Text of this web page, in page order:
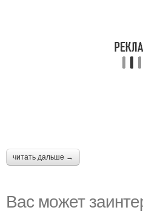
читать дальше →
Вас может